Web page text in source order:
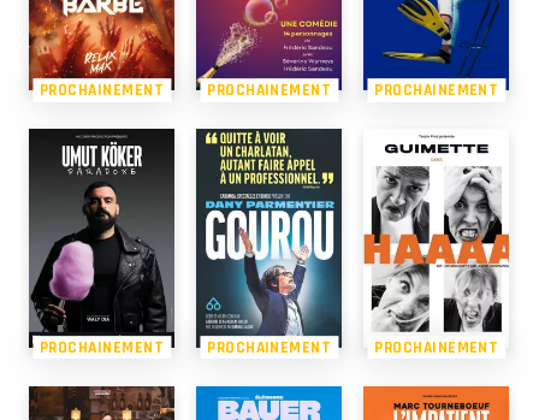
PROCHAINEMENT PROCHAINEMENT PROCHAINEMENT
PROCHAINEMENT PROCHAINEMENT PROCHAINEMENT